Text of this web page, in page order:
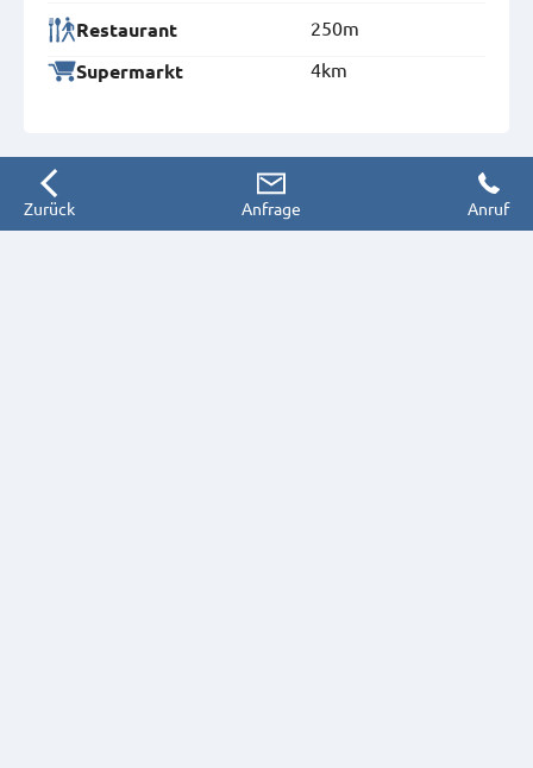
Restaurant 250m
Supermarkt 4km
Zurück Anfrage Anruf